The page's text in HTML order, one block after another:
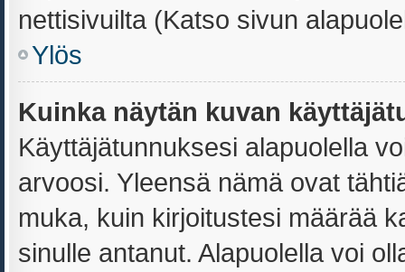
nettisivuilta (Katso sivun
Ylös
Kuinka näytän kuvan
Käyttäjätunnuksesi alapuolella
arvoosi. Yleensä nämä ovat
muka, kuin kirjoitustesi määrää
sinulle antanut. Alapuolella voi